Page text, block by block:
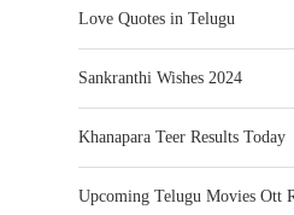
Love Quotes in Telugu
Sankranthi Wishes 2024
Khanapara Teer Results Today
Upcoming Telugu Movies Ott